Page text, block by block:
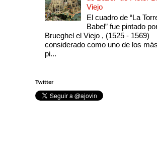
Viejo
El cuadro de “La
Babel” fue pintado
Brueghel el Viejo , (1525 - 1569)
considerado como uno de los
pi...
Twitter